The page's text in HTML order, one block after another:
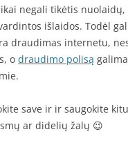
negali tikėtis
išlaidos. Todėl
draudimas internetu,
o draudimo polisą
save ir ir saugokite
ar didelių žalų 😉